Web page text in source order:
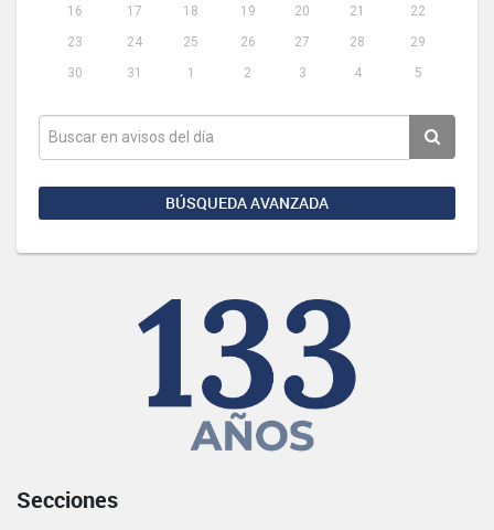
16
17 18 19 20 21
22
23
24 25 26 27 28
29
30
31 1 2 3 4 5
BÚSQUEDA AVANZADA
Secciones